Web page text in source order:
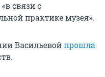
связи с
практике музея».
Васильевойпрошла